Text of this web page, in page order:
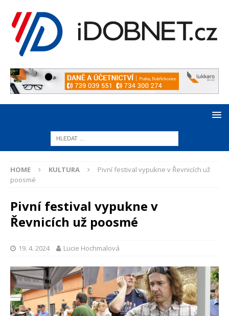
HOME KULTURA
Pivní festival vypukne v Řevnicích už
poosmé
Pivní festival vypukne v
Řevnicích už poosmé
19. 4. 2024 Lucie Hochmalová